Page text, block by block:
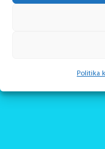
Politika